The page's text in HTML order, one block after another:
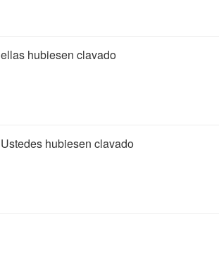
ellas hubiesen clavado
Ustedes hubiesen clavado